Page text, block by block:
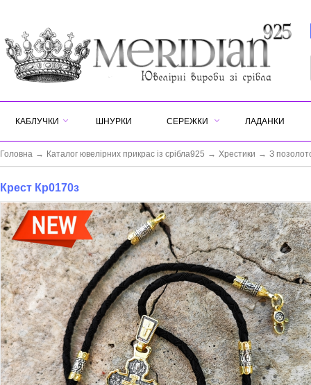
КАБЛУЧКИ ШНУРКИ СЕРЕЖКИ ЛАДАНКИ
Головна → Каталог ювелірних прикрас із срібла925 → Хрестики → З
Крест Кр0170з